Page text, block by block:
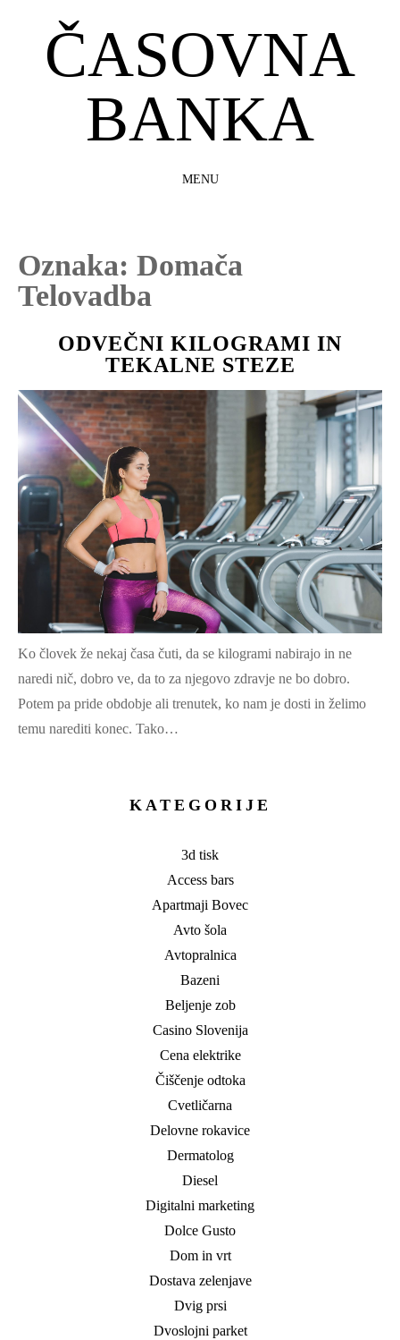
ČASOVNA
BANKA
MENU
CONTENT
Oznaka: Domača
Telovadba
ODVEČNI KILOGRAMI IN
TEKALNE STEZE
Ko človek že nekaj časa čuti, da se kilogrami nabirajo in ne
naredi nič, dobro ve, da to za njegovo zdravje ne bo dobro.
Potem pa pride obdobje ali trenutek, ko nam je dosti in želimo
temu narediti konec. Tako…
KATEGORIJE
3d tisk
Access bars
Apartmaji Bovec
Avto šola
Avtopralnica
Bazeni
Beljenje zob
Casino Slovenija
Cena elektrike
Čiščenje odtoka
Cvetličarna
Delovne rokavice
Dermatolog
Diesel
Digitalni marketing
Dolce Gusto
Dom in vrt
Dostava zelenjave
Dvig prsi
Dvoslojni parket